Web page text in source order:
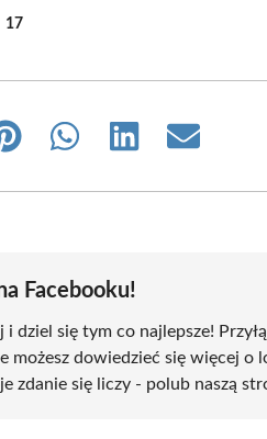
17
Share
Share
Share
Share
Facebooku!
dziel się tym co najlepsze!
możesz dowiedzieć się więcej o
zdanie się liczy - polub naszą